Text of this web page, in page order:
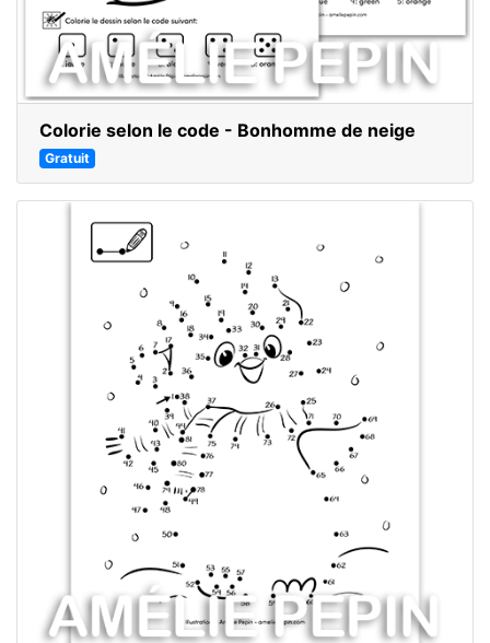
Colorie selon le code - Bonhomme de neige
Gratuit